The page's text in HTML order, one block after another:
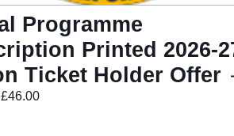
Programme
Printed 2026-
Ticket Holder Offer